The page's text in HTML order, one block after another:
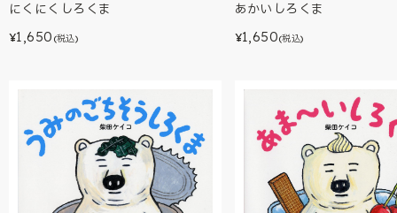
にくにくしろくま
¥1,650 (税込)
あかいしろくま
¥1,650(税込)